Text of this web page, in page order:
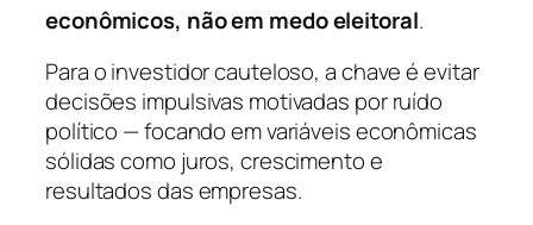
econômicos, não em medo eleitoral.
Para o investidor cauteloso, a chave é evitar
decisões impulsivas motivadas por ruído
político — focando em variáveis econômicas
sólidas como juros, crescimento e
resultados das empresas.